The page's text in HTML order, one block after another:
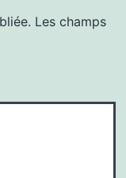
Les champs